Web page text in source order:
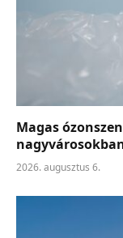
Magas
2026. augusztus 6.